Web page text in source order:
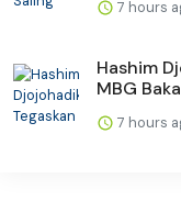
7 hours
Hashim
MBG
7 hours